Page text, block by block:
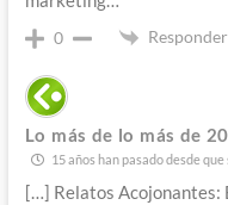
0 Responder
Lo más de lo más de
15 años han pasado desde
[…] Relatos Acojonantes: